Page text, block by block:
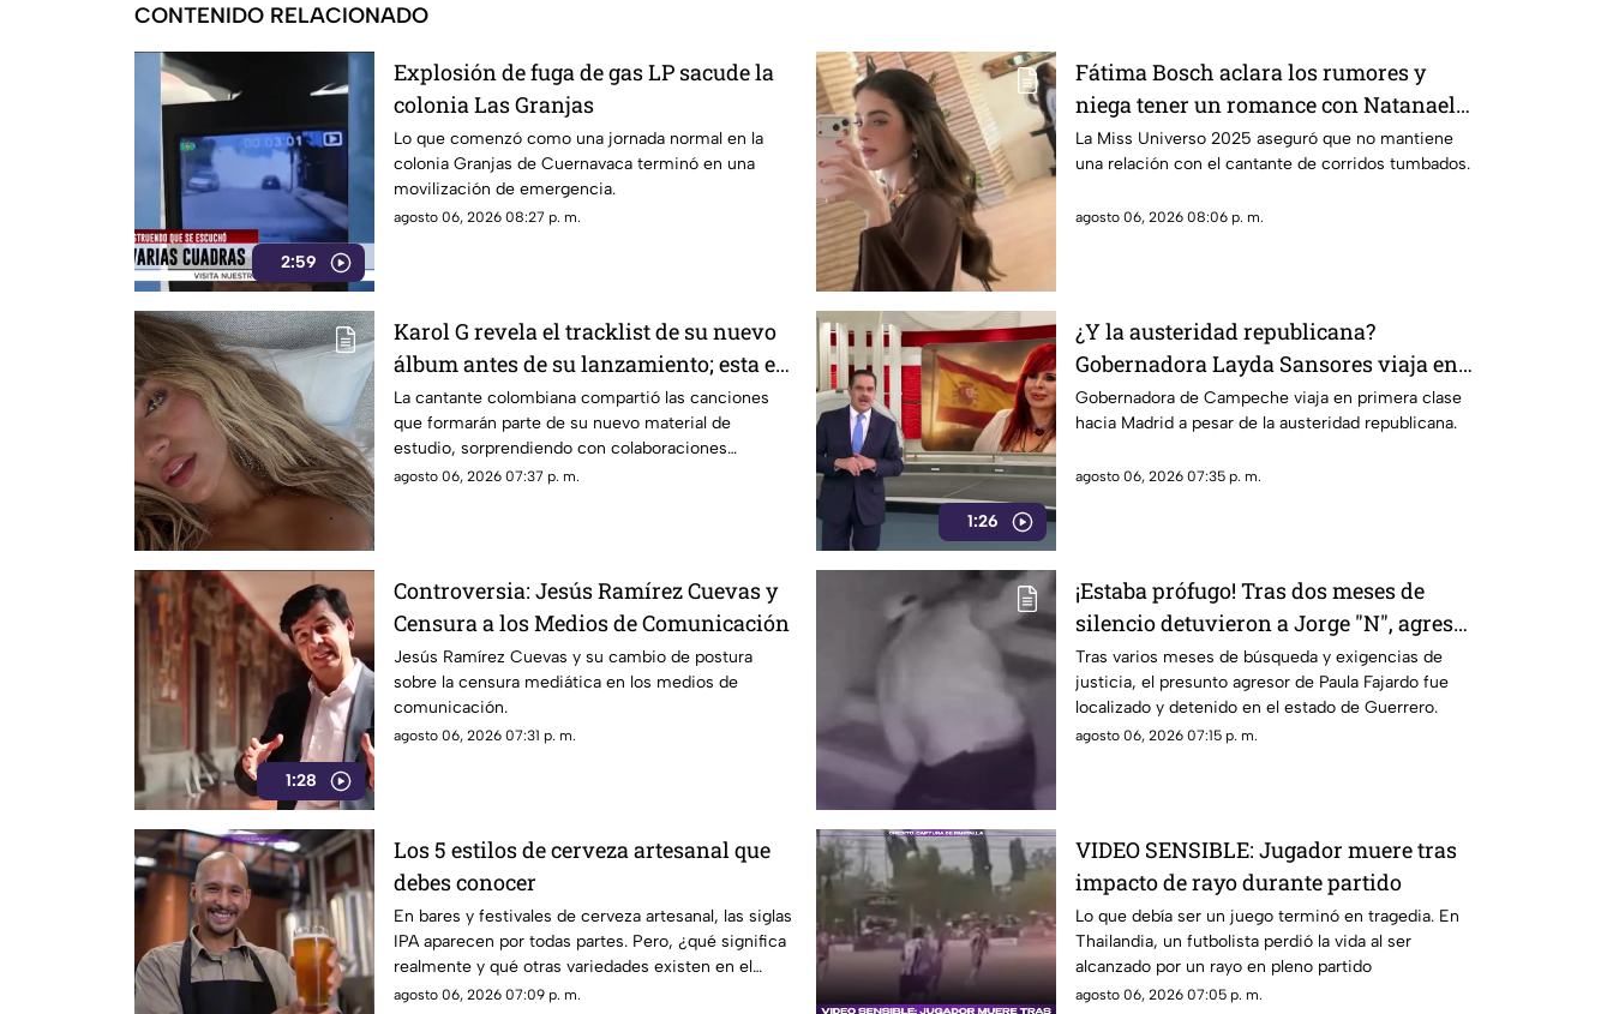
CONTENIDO RELACIONADO
2:59
Explosión de fuga de gas LP sacude la
colonia Las Granjas
Lo que comenzó como una jornada normal en la
colonia Granjas de Cuernavaca terminó en una
movilización de emergencia.
agosto 06, 2026 08:27 p. m.
Fátima Bosch aclara los rumores y
niega tener un romance con Natanael
Cano
La Miss Universo 2025 aseguró que no mantiene
una relación con el cantante de corridos tumbados.
agosto 06, 2026 08:06 p. m.
Karol G revela el tracklist de su nuevo
álbum antes de su lanzamiento; esta es
la lista completa
La cantante colombiana compartió las canciones
que formarán parte de su nuevo material de
estudio, sorprendiendo con colaboraciones
internacionales.
agosto 06, 2026 07:37 p. m.
1:26
¿Y la austeridad republicana?
Gobernadora Layda Sansores viaja en
primera clase hacia Madrid
Gobernadora de Campeche viaja en primera clase
hacia Madrid a pesar de la austeridad republicana.
agosto 06, 2026 07:35 p. m.
1:28
Controversia: Jesús Ramírez Cuevas y
Censura a los Medios de Comunicación
Jesús Ramírez Cuevas y su cambio de postura
sobre la censura mediática en los medios de
comunicación.
agosto 06, 2026 07:31 p. m.
¡Estaba prófugo! Tras dos meses de
silencio detuvieron a Jorge "N", agresor
de Paula
Tras varios meses de búsqueda y exigencias de
justicia, el presunto agresor de Paula Fajardo fue
localizado y detenido en el estado de Guerrero.
agosto 06, 2026 07:15 p. m.
Los 5 estilos de cerveza artesanal que
debes conocer
En bares y festivales de cerveza artesanal, las siglas
IPA aparecen por todas partes. Pero, ¿qué significa
realmente y qué otras variedades existen en el
mundo?
agosto 06, 2026 07:09 p. m.
VIDEO SENSIBLE: Jugador muere tras
impacto de rayo durante partido
Lo que debía ser un juego terminó en tragedia. En
Thailandia, un futbolista perdió la vida al ser
alcanzado por un rayo en pleno partido
agosto 06, 2026 07:05 p. m.